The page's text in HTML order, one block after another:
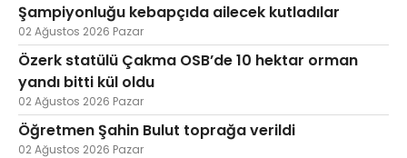
Şampiyonluğu kebapçıda ailecek kutladılar
02 Ağustos 2026 Pazar
Özerk statülü Çakma OSB’de 10 hektar orman
yandı bitti kül oldu
02 Ağustos 2026 Pazar
Öğretmen Şahin Bulut toprağa verildi
02 Ağustos 2026 Pazar